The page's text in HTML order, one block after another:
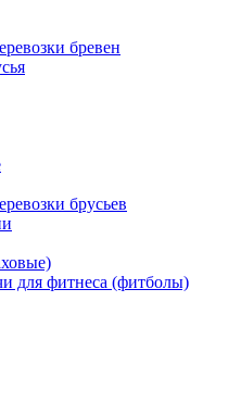
бревен
брусьев
для фитнеса (фитболы)